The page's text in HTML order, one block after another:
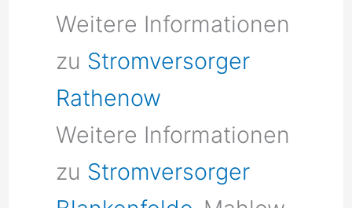
Weitere Informationen
zu Stromversorger
Rathenow
Weitere Informationen
zu Stromversorger